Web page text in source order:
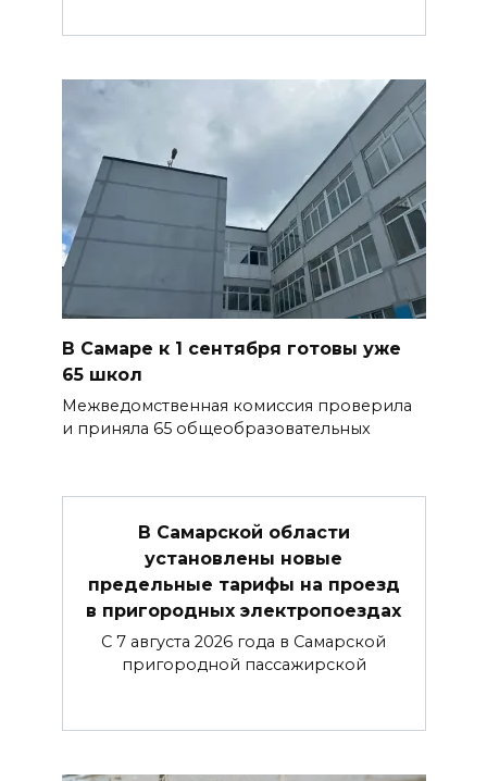
В Самаре к 1 сентября готовы уже
65 школ
Межведомственная комиссия проверила
и приняла 65 общеобразовательных
В Самарской области
установлены новые
предельные тарифы на проезд
в пригородных электропоездах
С 7 августа 2026 года в Самарской
пригородной пассажирской